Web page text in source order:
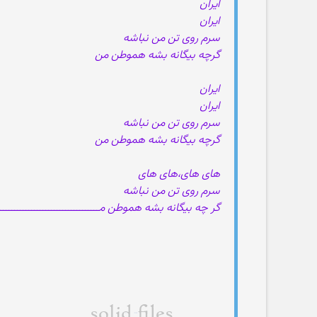
ایران
ایران
سرم روی تن من نباشه
گرچه بیگانه بشه هموطن من
ایران
ایران
سرم روی تن من نباشه
گرچه بیگانه بشه هموطن من
های های،های های
سرم روی تن من نباشه
گر چه بیگانه بشه هموطن